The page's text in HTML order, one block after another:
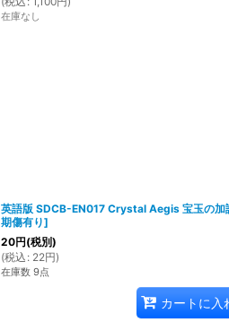
在庫なし
英語版 SDCB-EN017 Crystal Aegis 宝玉の
期傷有り]
20円(税別)
(税込 : 22円)
在庫数 9点
カートに入